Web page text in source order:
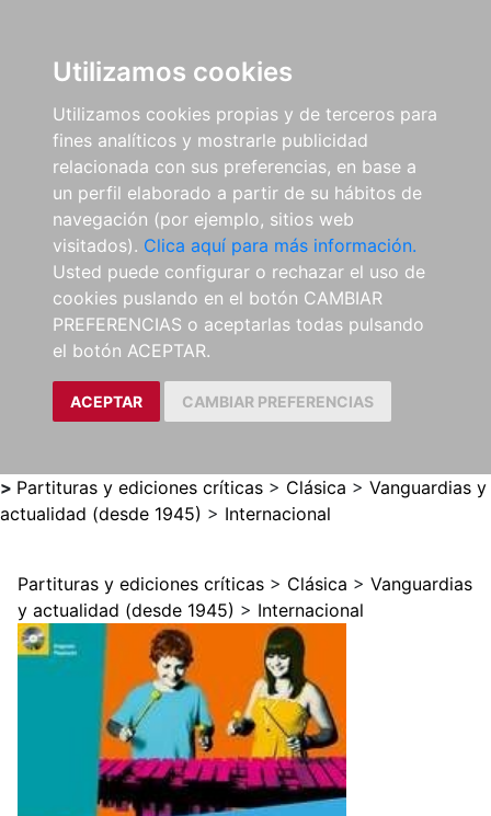
Utilizamos cookies
Utilizamos cookies propias y de terceros para
fines analíticos y mostrarle publicidad
relacionada con sus preferencias, en base a
un perfil elaborado a partir de su hábitos de
navegación (por ejemplo, sitios web
visitados). Clica aquí para más información.
Usted puede configurar o rechazar el uso de
cookies puslando en el botón CAMBIAR
PREFERENCIAS o aceptarlas todas pulsando
el botón ACEPTAR.
ACEPTAR CAMBIAR PREFERENCIAS
> Partituras y ediciones críticas > Clásica > Vanguardias y
actualidad (desde 1945) > Internacional
Partituras y ediciones críticas > Clásica > Vanguardias
y actualidad (desde 1945) > Internacional